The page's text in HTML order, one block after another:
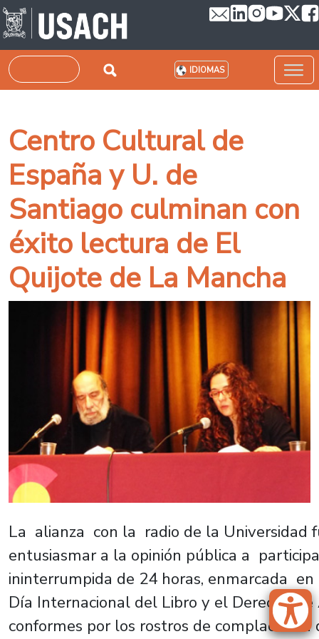
Pasar al contenido principal
Buscar IDIOMAS
Centro Cultural de
España y U. de
Santiago culminan con
éxito lectura de El
Quijote de La Mancha
La alianza con la radio de la Universidad
entusiasmar a la opinión pública a
ininterrumpida de 24 horas, enmarcada
Día Internacional del Libro y el Derecho
conformes por los rostros de complacencia